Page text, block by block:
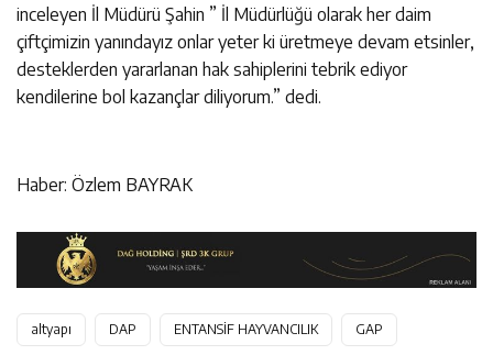
inceleyen İl Müdürü Şahin ” İl Müdürlüğü olarak her daim
çiftçimizin yanındayız onlar yeter ki üretmeye devam etsinler,
desteklerden yararlanan hak sahiplerini tebrik ediyor
kendilerine bol kazançlar diliyorum.” dedi.
Haber: Özlem BAYRAK
altyapı DAP ENTANSİF HAYVANCILIK GAP